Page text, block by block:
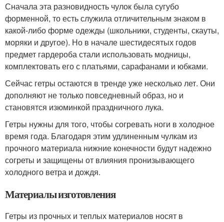
Сначала эта разновидность чулок была сугубо
форменной, то есть служила отличительным знаком в
какой-либо форме одежды (школьники, студенты, скауты,
моряки и другое). Но в начале шестидесятых годов
предмет гардероба стали использовать модницы,
комплектовать его с платьями, сарафанами и юбками.
Сейчас гетры остаются в тренде уже несколько лет. Они
дополняют не только повседневный образ, но и
становятся изюминкой праздничного лука.
Гетры нужны для того, чтобы согревать ноги в холодное
время года. Благодаря этим удлиненным чулкам из
прочного материала нижние конечности будут надежно
согреты и защищены от влияния пронизывающего
холодного ветра и дождя.
Материалы изготовления
Гетры из прочных и теплых материалов носят в